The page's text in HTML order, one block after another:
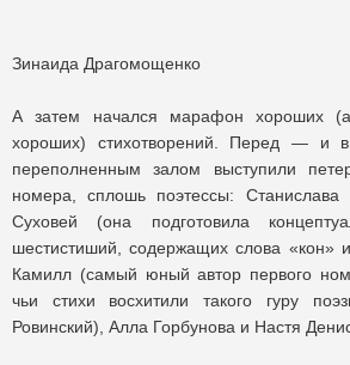
Зинаида Драгомощенко
А затем начался марафон хороших
хороших) стихотворений. Перед —
переполненным залом выступили
номера, сплошь поэтессы: Станислава
Суховей (она подготовила
шестистиший, содержащих слова «кон»
Камилл (самый юный автор первого
чьи стихи восхитили такого гуру
Ровинский), Алла Горбунова и Настя